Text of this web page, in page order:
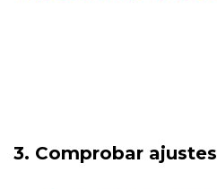
3. Comprobar ajustes